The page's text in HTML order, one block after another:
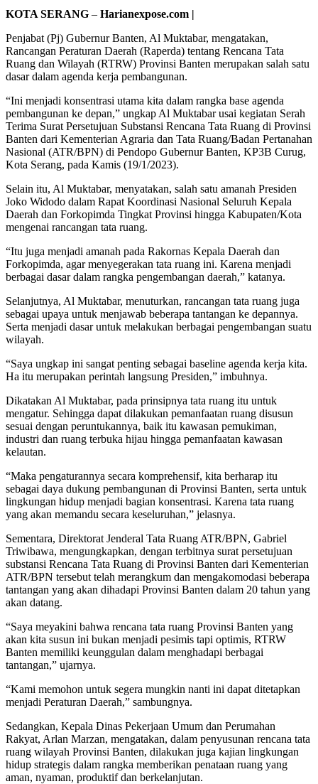
KOTA SERANG – Harianexpose.com |
Penjabat (Pj) Gubernur Banten, Al Muktabar, mengatakan,
Rancangan Peraturan Daerah (Raperda) tentang Rencana Tata
Ruang dan Wilayah (RTRW) Provinsi Banten merupakan salah satu
dasar dalam agenda kerja pembangunan.
“Ini menjadi konsentrasi utama kita dalam rangka base agenda
pembangunan ke depan,” ungkap Al Muktabar usai kegiatan Serah
Terima Surat Persetujuan Substansi Rencana Tata Ruang di Provinsi
Banten dari Kementerian Agraria dan Tata Ruang/Badan Pertanahan
Nasional (ATR/BPN) di Pendopo Gubernur Banten, KP3B Curug,
Kota Serang, pada Kamis (19/1/2023).
Selain itu, Al Muktabar, menyatakan, salah satu amanah Presiden
Joko Widodo dalam Rapat Koordinasi Nasional Seluruh Kepala
Daerah dan Forkopimda Tingkat Provinsi hingga Kabupaten/Kota
mengenai rancangan tata ruang.
“Itu juga menjadi amanah pada Rakornas Kepala Daerah dan
Forkopimda, agar menyegerakan tata ruang ini. Karena menjadi
berbagai dasar dalam rangka pengembangan daerah,” katanya.
Selanjutnya, Al Muktabar, menuturkan, rancangan tata ruang juga
sebagai upaya untuk menjawab beberapa tantangan ke depannya.
Serta menjadi dasar untuk melakukan berbagai pengembangan suatu
wilayah.
“Saya ungkap ini sangat penting sebagai baseline agenda kerja kita.
Ha itu merupakan perintah langsung Presiden,” imbuhnya.
Dikatakan Al Muktabar, pada prinsipnya tata ruang itu untuk
mengatur. Sehingga dapat dilakukan pemanfaatan ruang disusun
sesuai dengan peruntukannya, baik itu kawasan pemukiman,
industri dan ruang terbuka hijau hingga pemanfaatan kawasan
kelautan.
“Maka pengaturannya secara komprehensif, kita berharap itu
sebagai daya dukung pembangunan di Provinsi Banten, serta untuk
lingkungan hidup menjadi bagian konsentrasi. Karena tata ruang
yang akan memandu secara keseluruhan,” jelasnya.
Sementara, Direktorat Jenderal Tata Ruang ATR/BPN, Gabriel
Triwibawa, mengungkapkan, dengan terbitnya surat persetujuan
substansi Rencana Tata Ruang di Provinsi Banten dari Kementerian
ATR/BPN tersebut telah merangkum dan mengakomodasi beberapa
tantangan yang akan dihadapi Provinsi Banten dalam 20 tahun yang
akan datang.
“Saya meyakini bahwa rencana tata ruang Provinsi Banten yang
akan kita susun ini bukan menjadi pesimis tapi optimis, RTRW
Banten memiliki keunggulan dalam menghadapi berbagai
tantangan,” ujarnya.
“Kami memohon untuk segera mungkin nanti ini dapat ditetapkan
menjadi Peraturan Daerah,” sambungnya.
Sedangkan, Kepala Dinas Pekerjaan Umum dan Perumahan
Rakyat, Arlan Marzan, mengatakan, dalam penyusunan rencana tata
ruang wilayah Provinsi Banten, dilakukan juga kajian lingkungan
hidup strategis dalam rangka memberikan penataan ruang yang
aman, nyaman, produktif dan berkelanjutan.